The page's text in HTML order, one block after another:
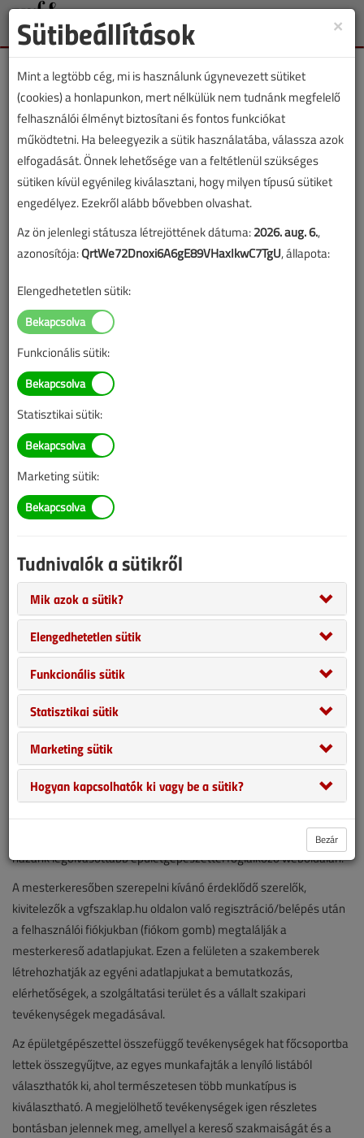
Toggle
Mesterkeresőt indít a VGF
Legyen az elsők között, segítsen a
tesztelésben!
2025. március 3. | VGF&HKL online | 3690 |
A VGF&HKL mesterkereső, mesterajánló szolgáltatást indít a
szaklap előfizetői számára. Az ötlet lényege, hogy a vgfszaklap.hu
honlap jelentős, havi százezres látogatóforgalmát megosztjuk a
megbízók, megbízások juthatnak el.
A mesterkereső a VGF honlapján belül valósul meg, így a résztvevő
szakemberek gyakorlatilag egy önálló aloldat hozhatnak létre
hazánk legolvasottabb épületgépészettel foglalkozó weboldalán.
A mesterkeresőben szerepelni kívánó érdeklődő szerelők,
kivitelezők a vgfszaklap.hu oldalon való regisztráció/belépés után
a felhasználói fiókjukban (fiókom gomb) megtalálják a
mesterkereső adatlapjukat. Ezen a felületen a szakemberek
létrehozhatják az egyéni adatlapjukat a bemutatkozás,
elérhetőségek, a szolgáltatási terület és a vállalt szakipari
tevékenységek megadásával.
Az épületgépészettel összefüggő tevékenységek hat főcsoportba
lettek összegyűjtve, az egyes munkafajták a lenyíló listából
választhatók ki, ahol természetesen több munkatípus is
kiválasztható. A megjelölhető tevékenységek igen részletes
bontásban jelennek meg, amellyel a kereső szakmaiságát és a
×
Sütibeállítások
Mint a legtöbb cég, mi is használunk úgynevezett sütiket
(cookies) a honlapunkon, mert nélkülük nem tudnánk megfelelő
felhasználói élményt biztosítani és fontos funkciókat
működtetni. Ha beleegyezik a sütik használatába, válassza azok
elfogadását. Önnek lehetősége van a feltétlenül szükséges
sütiken kívül egyénileg kiválasztani, hogy milyen típusú sütiket
engedélyez. Ezekről alább bővebben olvashat.
Az ön jelenlegi státusza létrejöttének dátuma:2026. aug. 6.,
azonosítója:QrtWe72Dnoxi6A6gE89VHaxIkwC7TgU, állapota:
Elengedhetetlen sütik:
Funkcionális sütik:
Statisztikai sütik:
Marketing sütik:
Tudnivalók a sütikről
Mik azok a sütik?
Elengedhetetlen sütik
Funkcionális sütik
Statisztikai sütik
Marketing sütik
Hogyan kapcsolhatók ki vagy be a sütik?
Bezár